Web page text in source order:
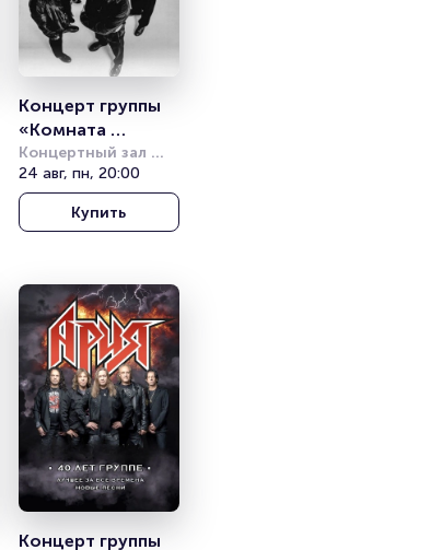
Концерт группы
«Комната
культуры»
Концертный зал
«РИМ»
24 авг, пн, 20:00
Купить
Концерт группы